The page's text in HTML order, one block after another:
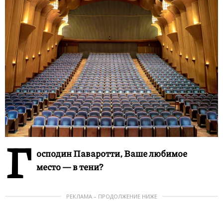
Г осподин Паваротти, Ваше любимое
место — в тени?
РЕКЛАМА – ПРОДОЛЖЕНИЕ НИЖЕ